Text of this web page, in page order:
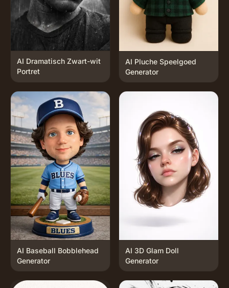
AI Dramatisch Zwart-wit
Portret
AI Pluche Speelgoed
Generator
AI Baseball Bobblehead
Generator
AI 3D Glam Doll
Generator